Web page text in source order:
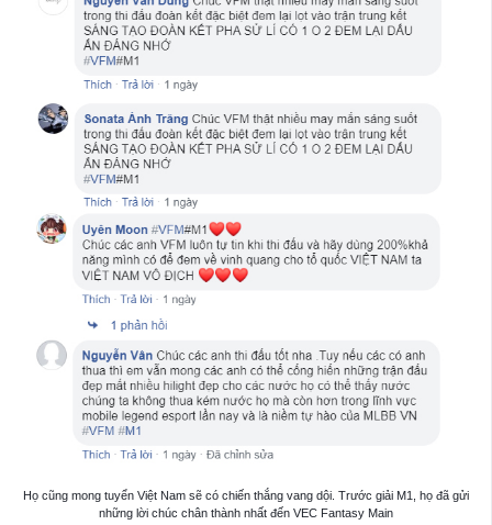
Họ cũng mong tuyển Việt Nam sẽ có chiến thắng vang dội. Trước giải M1, họ đã gửi
những lời chúc chân thành nhất đến VEC Fantasy Main